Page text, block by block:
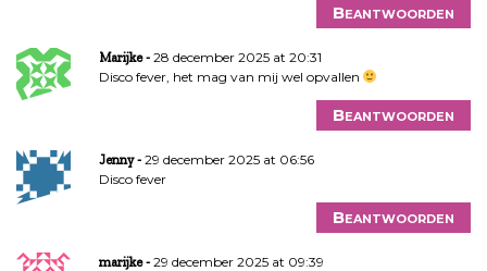
Beantwoorden
Marijke
28 december 2025 at 20:31
Disco fever, het mag van mij wel opvallen
Beantwoorden
Jenny
29 december 2025 at 06:56
Disco fever
Beantwoorden
marijke
29 december 2025 at 09:39